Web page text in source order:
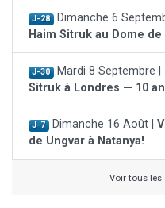
J-28 Dimanche 6
Haim Sitruk au Dome de
J-30 Mardi 8 Septembre |
Sitruk à Londres — 10
J-7 Dimanche 16 Août |
de Ungvar à Natanya!
Voir tous les